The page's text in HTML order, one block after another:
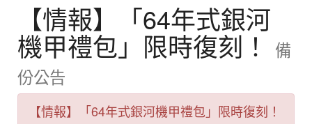
【情報】「64年式銀河
機甲禮包」限時復刻！
備
份公告
【情報】「64年式銀河機甲禮包」限時復刻！